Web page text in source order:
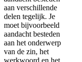
aan verschillende
delen tegelijk. Je
moet bijvoorbeeld
aandacht besteden
aan het onderwerp
van de zin, het